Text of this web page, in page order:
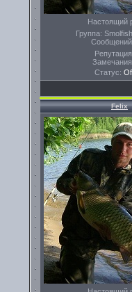
Настоящий
Группа:
Статус:
Felix